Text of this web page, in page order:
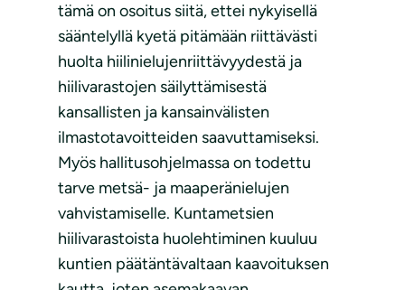
tämä on osoitus siitä, ettei nykyisellä
sääntelyllä kyetä pitämään riittävästi
huolta hiilinielujenriittävyydestä ja
hiilivarastojen säilyttämisestä
kansallisten ja kansainvälisten
ilmastotavoitteiden saavuttamiseksi.
Myös hallitusohjelmassa on todettu
tarve metsä- ja maaperänielujen
vahvistamiselle. Kuntametsien
hiilivarastoista huolehtiminen kuuluu
kuntien päätäntävaltaan kaavoituksen